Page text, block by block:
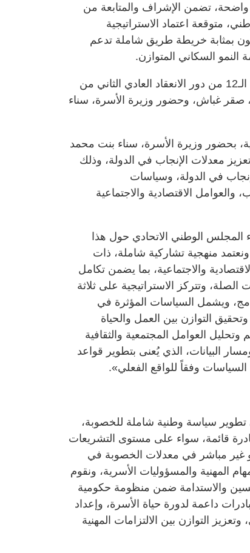
تضمن الإشراف والمتابعة من
متوقعة اعتماد الاستراتيجية
بمثابة خريطة طريق شاملة تدعم
النمو السكاني المتوازن.
وعقد المجلس الوطني الاتحادي، أمس، الجلسة الـ12 من دور الانعقاد العادي الثاني من
المجلس، صقر غباش، وحضور وزيرة الأسرة، سناء
بحضور وزيرة الأسرة، سناء بنت محمد
معدلات الإنجاب في الدولة، وذلك
في الدولة، وسياسات
والعوامل الاقتصادية والاجتماعية
الوطني الاتحادي حول هذا
منهجية تشاركية شاملة، ذات
والاجتماعية، بما يضمن تكامل
وتتركز الاستراتيجية على ثلاثة
ويشمل السياسات المؤثرة في
التوازن بين العمل والحياة
العوامل المجتمعية والثقافية
البيانات، الذي يُعنى بتطوير قواعد
السياسات وفقاً للواقع الفعلي».
سياسة وطنية شاملة للخصوبة،
أكثر من 60 سياسة ومبادرة قائمة، سواء على مستوى التشريعات
غير مباشر في معدلات الخصوبة في
المهنية والمسؤوليات الأسرية، ونقوم
والاستدامة ضمن منظومة حكومية
داعمة لدورة حياة الأسرة، وإعداد
التوازن بين الالتزامات المهنية